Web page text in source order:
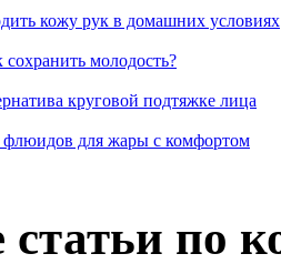
кожу рук в домашних условиях
молодость?
круговой подтяжке лица
для жары с комфортом
по